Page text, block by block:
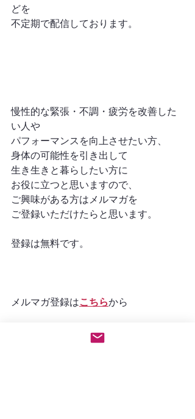
どを
不定期で配信しております。
慢性的な緊張・不調・疲労を改善した
い人や
パフォーマンスを向上させたい方、
身体の可能性を引き出して
生き生きと暮らしたい方に
お役に立つと思いますので、
ご興味がある方はメルマガを
ご登録いただけたらと思います。
登録は無料です。
メルマガ登録はこちらから
※メルマガ登録後すぐにメールが配信